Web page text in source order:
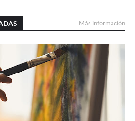
Más información